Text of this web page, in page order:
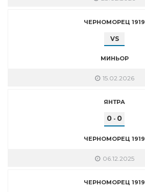
ЧЕРНОМОРЕЦ 1919
VS
МИНЬОР
15.02.2026
ЯНТРА
0 - 0
ЧЕРНОМОРЕЦ 1919
06.12.2025
ЧЕРНОМОРЕЦ 1919